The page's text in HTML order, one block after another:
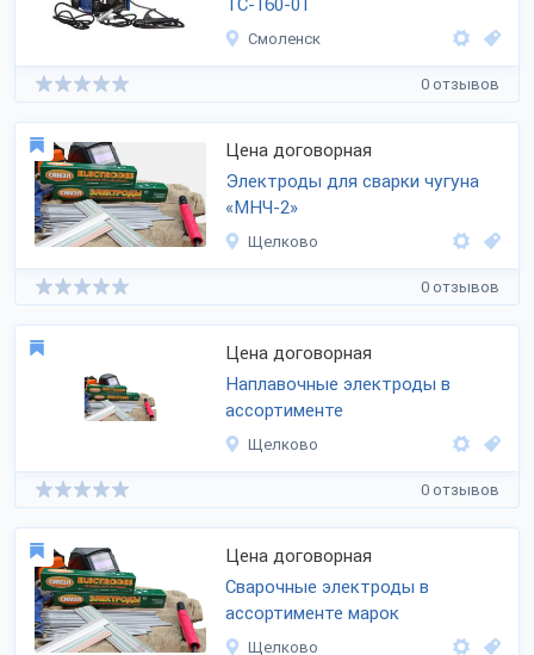
ТС-160-01
Смоленск
0 отзывов
Цена договорная
Электроды для сварки чугуна
«МНЧ-2»
Щелково
0 отзывов
Цена договорная
Наплавочные электроды в
ассортименте
Щелково
0 отзывов
Цена договорная
Сварочные электроды в
ассортименте марок
Щелково